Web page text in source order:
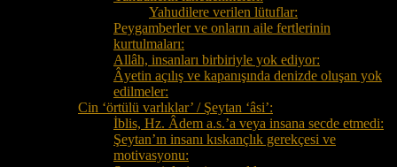
Yahudilere verilen lütuflar:
Peygamberler ve onların aile fertlerinin
kurtulmaları:
Allâh, insanları birbiriyle yok ediyor:
Âyetin açılış ve kapanışında denizde oluşan yok
edilmeler:
Cin ‘örtülü varlıklar’ / Şeytan ‘âsi’:
İblis, Hz. Âdem a.s.’a veya insana secde etmedi:
Şeytan’ın insanı kıskançlık gerekçesi ve
motivasyonu: